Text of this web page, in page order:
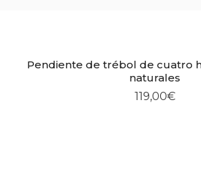
cuatro hojas en piedras